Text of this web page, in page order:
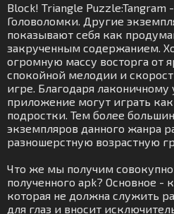
Block! Triangle Puzzle:Tangram
Головоломки. Другие
показывают себя как
закрученным содержанием.
огромную массу восторга от
спокойной мелодии и
игре. Благодаря лаконичному
приложение могут играть
подростки. Тем более
экземпляров данного жанра
разношерстную возрастную
Что же мы получим совокупно
полученного apk? Основное -
которая не должна служить
для глаз и вносит